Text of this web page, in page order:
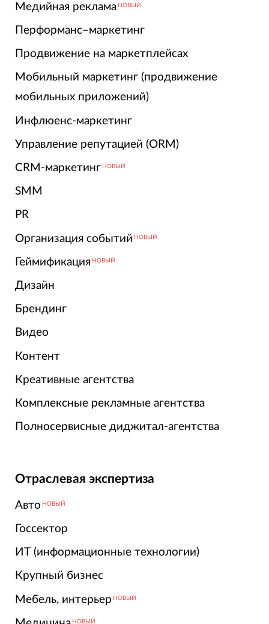
Медийная реклама НОВЫЙ
Перформанс–маркетинг
Продвижение на маркетплейсах
Мобильный маркетинг (продвижение
мобильных приложений)
Инфлюенс-маркетинг
Управление репутацией (ORM)
CRM-маркетинг НОВЫЙ
SMM
PR
Организация событий НОВЫЙ
Геймификация НОВЫЙ
Дизайн
Брендинг
Видео
Контент
Креативные агентства
Комплексные рекламные агентства
Полносервисные диджитал-агентства
Отраслевая экспертиза
Авто НОВЫЙ
Госсектор
ИТ (информационные технологии)
Крупный бизнес
Мебель, интерьер НОВЫЙ
НОВЫЙ